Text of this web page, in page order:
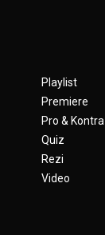
Playlist
Premiere
Pro & Kontra
Quiz
Rezi
Video